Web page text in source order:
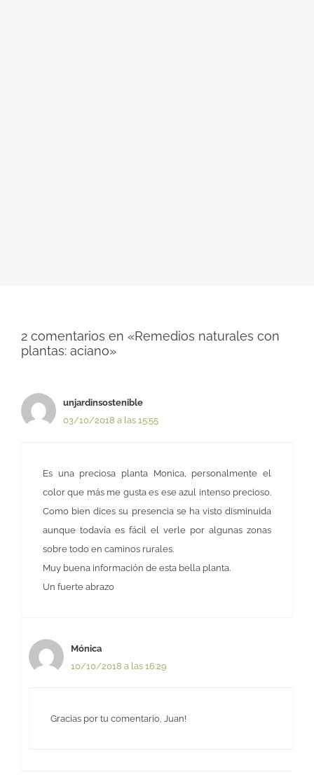
2 comentarios en «Remedios naturales con
plantas: aciano»
unjardinsostenible
03/10/2018 a las 15:55
Es una preciosa planta Monica, personalmente el
color que más me gusta es ese azul intenso precioso.
Como bien dices su presencia se ha visto disminuida
aunque todavía es fácil el verle por algunas zonas
sobre todo en caminos rurales.
Muy buena información de esta bella planta.
Un fuerte abrazo
Mónica
10/10/2018 a las 16:29
Gracias por tu comentario, Juan!